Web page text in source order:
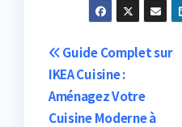
Post
navigation
Guide Complet sur
IKEA Cuisine :
Aménagez Votre
Cuisine Moderne à